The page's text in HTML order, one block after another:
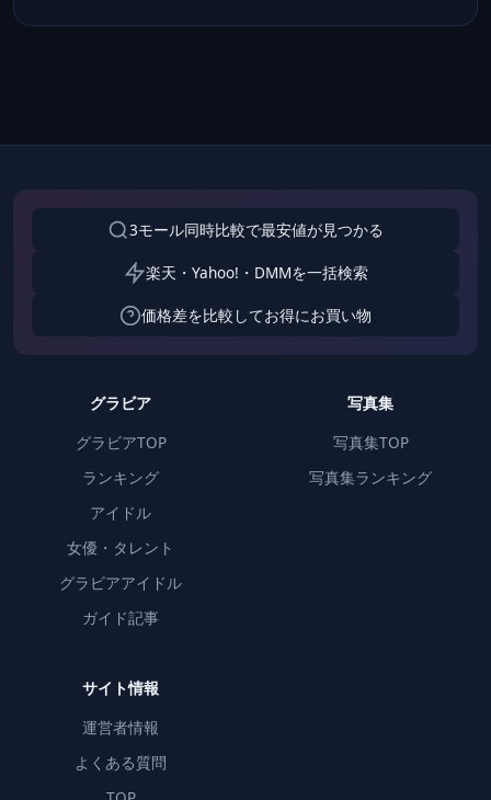
3モール同時比較で最安値が見つかる
楽天・Yahoo!・DMMを一括検索
価格差を比較してお得にお買い物
グラビア
グラビアTOP
ランキング
アイドル
女優・タレント
グラビアアイドル
ガイド記事
写真集
写真集TOP
写真集ランキング
サイト情報
運営者情報
よくある質問